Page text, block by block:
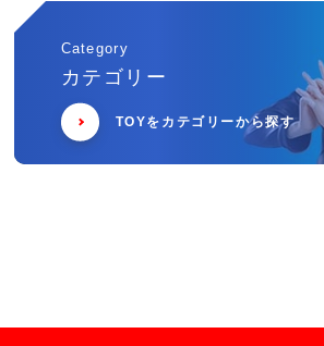
Category
カテゴリー
TOYをカテゴリーから探す